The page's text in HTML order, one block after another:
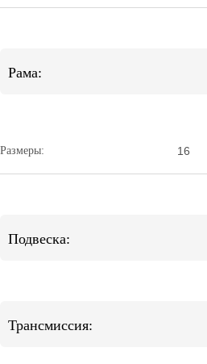
Рама:
Размеры: 16
Подвеска:
Трансмиссия: